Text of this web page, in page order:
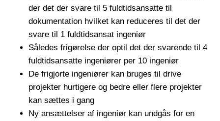
der det der svare til 5 fuldtidsansatte til
dokumentation hvilket kan reduceres til det der
svare til 1 fuldtidsansat ingeniør
Således frigørelse der optil det der svarende til 4
fuldtidsansatte ingeniører per 10 ingeniør
De frigjorte ingeniører kan bruges til drive
projekter hurtigere og bedre eller flere projekter
kan sættes i gang
Ny ansættelser af ingeniør kan undgås for en